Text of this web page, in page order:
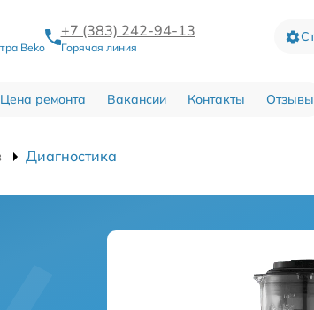
Beko
+7 (383) 242-94-13
Горячая линия
Цена ремонта Вакансии Контакты Отзывы
Диагностика